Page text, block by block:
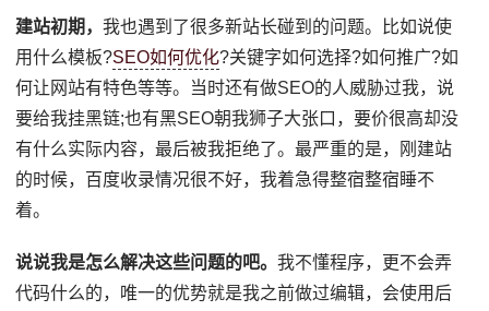
建站初期，我也遇到了很多新站长碰到的问题。比如说使
用什么模板?SEO如何优化?关键字如何选择?如何推广?如
何让网站有特色等等。当时还有做SEO的人威胁过我，说
要给我挂黑链;也有黑SEO朝我狮子大张口，要价很高却没
有什么实际内容，最后被我拒绝了。最严重的是，刚建站
的时候，百度收录情况很不好，我着急得整宿整宿睡不
着。
说说我是怎么解决这些问题的吧。我不懂程序，更不会弄
代码什么的，唯一的优势就是我之前做过编辑，会使用后